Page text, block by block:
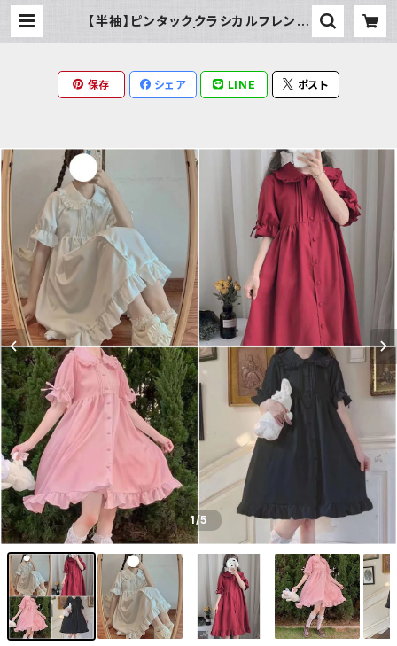
【半袖】ピンタッククラシカルフレンチ
保存 シェア LINE ポスト
1/5